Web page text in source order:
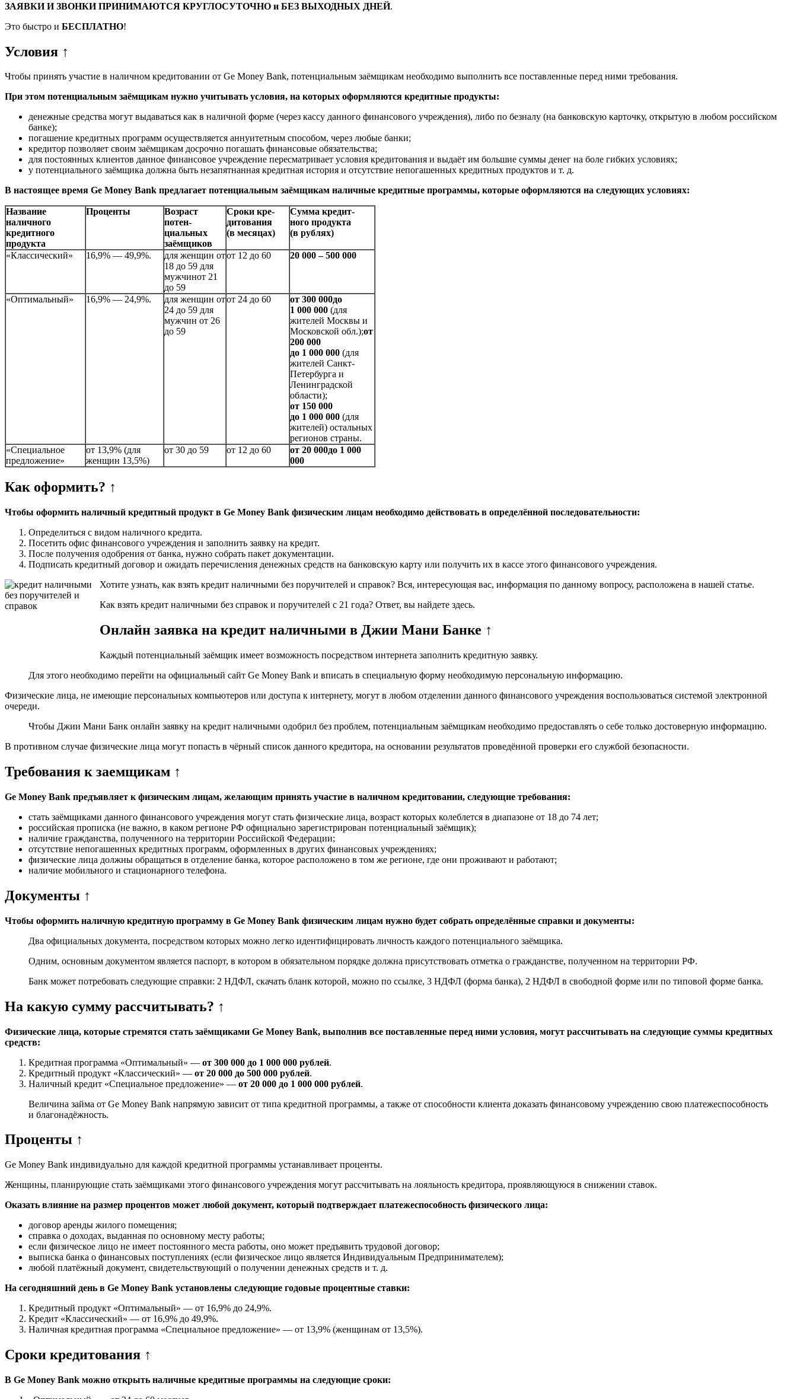
ЗАЯВКИ И ЗВОНКИ ПРИНИМАЮТСЯ КРУГЛОСУТОЧНО и БЕЗ ВЫХОДНЫХ ДНЕЙ.
Это быстро и БЕСПЛАТНО!
Условия ↑
Чтобы принять участие в наличном кредитовании от Ge Money Bank, потенциальным заёмщикам необходимо выполнить все поставленные перед ними требования.
При этом потенциальным заёмщикам нужно учитывать условия, на которых оформляются кредитные продукты:
денежные средства могут выдаваться как в наличной форме (через кассу данного финансового учреждения), либо по безналу (на банковскую карточку, открытую в любом российском
банке);
погашение кредитных программ осуществляется аннуитетным способом, через любые банки;
кредитор позволяет своим заёмщикам досрочно погашать финансовые обязательства;
для постоянных клиентов данное финансовое учреждение пересматривает условия кредитования и выдаёт им большие суммы денег на боле гибких условиях;
у потенциального заёмщика должна быть незапятнанная кредитная история и отсутствие непогашенных кредитных продуктов и т. д.
В настоящее время Ge Money Bank предлагает потенциальным заёмщикам наличные кредитные программы, которые оформляются на следующих условиях:
Название
наличного
кредитного
продукта
Проценты
Возраст
потен-
циальных
заёмщиков
Сроки кре-
дитования
(в месяцах)
Сумма кредит-
ного продукта
(в рублях)
«Классический» 16,9% — 49,9%.
для женщин от
18 до 59 для
мужчинот 21
до 59
от 12 до 60 20 000 – 500 000
«Оптимальный» 16,9% — 24,9%.
для женщин от
24 до 59 для
мужчин от 26
до 59
от 24 до 60 от 300 000до
1 000 000 (для
жителей Москвы и
Московской обл.);от
200 000
до 1 000 000 (для
жителей Санкт-
Петербурга и
Ленинградской
области);
от 150 000
до 1 000 000 (для
жителей) остальных
регионов страны.
«Специальное
предложение»
от 13,9% (для
женщин 13,5%)
от 30 до 59 от 12 до 60 от 20 000до 1 000
000
Как оформить? ↑
Чтобы оформить наличный кредитный продукт в Ge Money Bank физическим лицам необходимо действовать в определённой последовательности:
Определиться с видом наличного кредита.
Посетить офис финансового учреждения и заполнить заявку на кредит.
После получения одобрения от банка, нужно собрать пакет документации.
Подписать кредитный договор и ожидать перечисления денежных средств на банковскую карту или получить их в кассе этого финансового учреждения.
Хотите узнать, как взять кредит наличными без поручителей и справок? Вся, интересующая вас, информация по данному вопросу, расположена в нашей статье.
Как взять кредит наличными без справок и поручителей с 21 года? Ответ, вы найдете здесь.
Онлайн заявка на кредит наличными в Джии Мани Банке ↑
Каждый потенциальный заёмщик имеет возможность посредством интернета заполнить кредитную заявку.
Для этого необходимо перейти на официальный сайт Ge Money Bank и вписать в специальную форму необходимую персональную информацию.
Физические лица, не имеющие персональных компьютеров или доступа к интернету, могут в любом отделении данного финансового учреждения воспользоваться системой электронной
очереди.
Чтобы Джии Мани Банк онлайн заявку на кредит наличными одобрил без проблем, потенциальным заёмщикам необходимо предоставлять о себе только достоверную информацию.
В противном случае физические лица могут попасть в чёрный список данного кредитора, на основании результатов проведённой проверки его службой безопасности.
Требования к заемщикам ↑
Ge Money Bank предъявляет к физическим лицам, желающим принять участие в наличном кредитовании, следующие требования:
стать заёмщиками данного финансового учреждения могут стать физические лица, возраст которых колеблется в диапазоне от 18 до 74 лет;
российская прописка (не важно, в каком регионе РФ официально зарегистрирован потенциальный заёмщик);
наличие гражданства, полученного на территории Российской Федерации;
отсутствие непогашенных кредитных программ, оформленных в других финансовых учреждениях;
физические лица должны обращаться в отделение банка, которое расположено в том же регионе, где они проживают и работают;
наличие мобильного и стационарного телефона.
Документы ↑
Чтобы оформить наличную кредитную программу в Ge Money Bank физическим лицам нужно будет собрать определённые справки и документы:
Два официальных документа, посредством которых можно легко идентифицировать личность каждого потенциального заёмщика.
Одним, основным документом является паспорт, в котором в обязательном порядке должна присутствовать отметка о гражданстве, полученном на территории РФ.
Банк может потребовать следующие справки: 2 НДФЛ, скачать бланк которой, можно по ссылке, 3 НДФЛ (форма банка), 2 НДФЛ в свободной форме или по типовой форме банка.
На какую сумму рассчитывать? ↑
Физические лица, которые стремятся стать заёмщиками Ge Money Bank, выполнив все поставленные перед ними условия, могут рассчитывать на следующие суммы кредитных
средств:
Кредитная программа «Оптимальный» — от 300 000 до 1 000 000 рублей.
Кредитный продукт «Классический» — от 20 000 до 500 000 рублей.
Наличный кредит «Специальное предложение» — от 20 000 до 1 000 000 рублей.
Величина займа от Ge Money Bank напрямую зависит от типа кредитной программы, а также от способности клиента доказать финансовому учреждению свою платежеспособность
и благонадёжность.
Проценты ↑
Ge Money Bank индивидуально для каждой кредитной программы устанавливает проценты.
Женщины, планирующие стать заёмщиками этого финансового учреждения могут рассчитывать на лояльность кредитора, проявляющуюся в снижении ставок.
Оказать влияние на размер процентов может любой документ, который подтверждает платежеспособность физического лица:
договор аренды жилого помещения;
справка о доходах, выданная по основному месту работы;
если физическое лицо не имеет постоянного места работы, оно может предъявить трудовой договор;
выписка банка о финансовых поступлениях (если физическое лицо является Индивидуальным Предпринимателем);
любой платёжный документ, свидетельствующий о получении денежных средств и т. д.
На сегодняшний день в Ge Money Bank установлены следующие годовые процентные ставки:
Кредитный продукт «Оптимальный» — от 16,9% до 24,9%.
Кредит «Классический» — от 16,9% до 49,9%.
Наличная кредитная программа «Специальное предложение» — от 13,9% (женщинам от 13,5%).
Сроки кредитования ↑
В Ge Money Bank можно открыть наличные кредитные программы на следующие сроки: